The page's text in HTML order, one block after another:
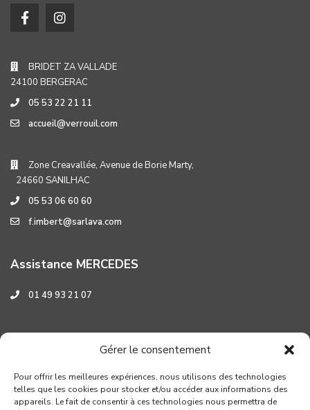
Gérer le consentement
Pour offrir les meilleures expériences, nous utilisons des technologies
telles que les cookies pour stocker et/ou accéder aux informations des
appareils. Le fait de consentir à ces technologies nous permettra de
BRIDET ZA VALLADE
24100 BERGERAC
05 53 22 21 11
accueil@verrouil.com
Zone Creavallée, Avenue de Borie Marty,
24660 SANILHAC
05 53 06 60 60
f.imbert@sarlava.com
Assistance MERCEDES
01 49 93 21 07
Assistance HYUNDAI